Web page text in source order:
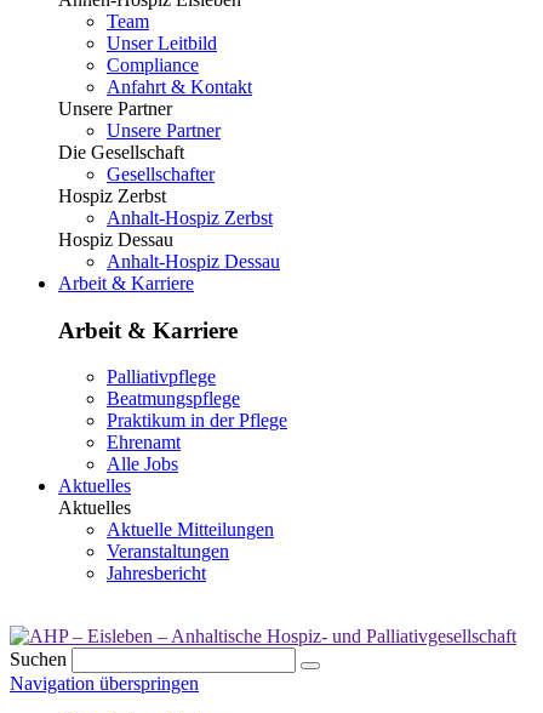
Team
Unser Leitbild
Compliance
Anfahrt & Kontakt
Unsere Partner
Unsere Partner
Die Gesellschaft
Gesellschafter
Hospiz Zerbst
Anhalt-Hospiz Zerbst
Hospiz Dessau
Anhalt-Hospiz Dessau
Arbeit & Karriere
Arbeit & Karriere
Palliativpflege
Beatmungspflege
Praktikum in der Pflege
Ehrenamt
Alle Jobs
Aktuelles
Aktuelles
Aktuelle Mitteilungen
Veranstaltungen
Jahresbericht
Suchen
Navigation überspringen